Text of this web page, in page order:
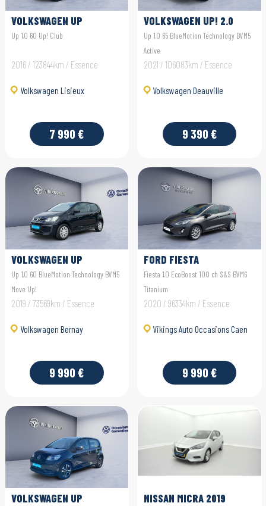
VOLKSWAGEN UP
Up 1.0 60 Up! Club
2016 / 123844km / Essence
Volkswagen Lisieux
7 990 €
VOLKSWAGEN UP! 2.0
Up 1.0 65 BlueMotion Technology BVM5
Active
2021 / 106083km / Essence
Volkswagen Deauville
9 390 €
VOLKSWAGEN UP
Up 1.0 60 BlueMotion Technology BVM5
Move Up!
2019 / 73569km / Essence
Volkswagen Bernay
9 990 €
FORD FIESTA
Fiesta 1.0 EcoBoost 100 ch S&S BVM6
Titanium
2020 / 96334km / Essence
Vikings Auto Occasions Caen
9 990 €
VOLKSWAGEN UP NISSAN MICRA 2019